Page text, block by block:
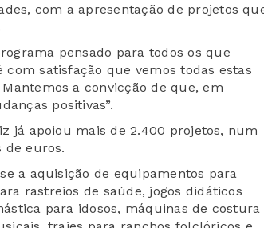
com a apresentação de projetos
pensado para todos os que
satisfação que vemos todas estas
a convicção de que, em
positivas”.
já apoiou mais de 2.400 projetos, num
de euros.
a aquisição de equipamentos para
rastreios de saúde, jogos didáticos
para idosos, máquinas de costura